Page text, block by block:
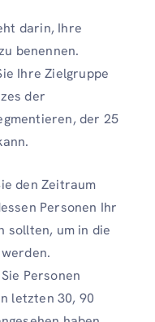
darin, Ihre
benennen.
Ihre Zielgruppe
der
der 25
den Zeitraum
Personen Ihr
sollten, um in die
Personen
letzten 30, 90